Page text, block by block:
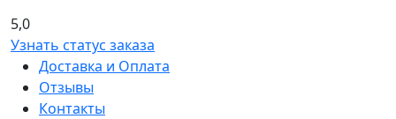
5,0
Узнать статус заказа
Доставка и Оплата
Отзывы
Контакты